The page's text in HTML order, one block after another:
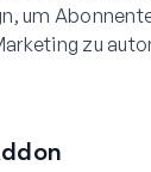
um
zu